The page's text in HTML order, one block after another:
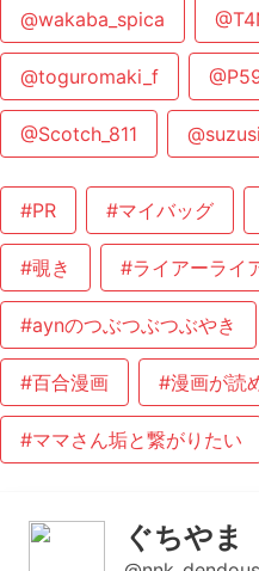
@wakaba_spica
@toguromaki_f
@Scotch_811
#PR #マイバッグ
#覗き #ライアーライ
#aynのつぶつぶつぶやき
#百合漫画 #漫画が読
#ママさん垢と繋がりたい
ぐちやま